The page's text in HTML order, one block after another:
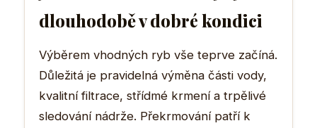
dlouhodobě v dobré kondici
Výběrem vhodných ryb vše teprve začíná.
Důležitá je pravidelná výměna části vody,
kvalitní filtrace, střídmé krmení a trpělivé
sledování nádrže. Překrmování patří k